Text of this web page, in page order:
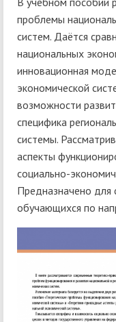
проблемы
систем. Даётся
национальных
инновационная
экономической
возможности
специфика
системы.
аспекты
социально-
Предназначено для
обучающихся по